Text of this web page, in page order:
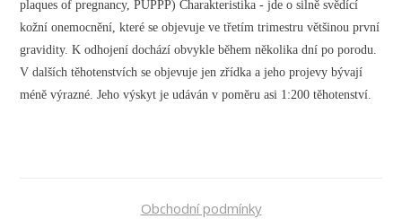
plaques of pregnancy, PUPPP) Charakteristika - jde o silně svědící
kožní onemocnění, které se objevuje ve třetím trimestru většinou první
gravidity. K odhojení dochází obvykle během několika dní po porodu.
V dalších těhotenstvích se objevuje jen zřídka a jeho projevy bývají
méně výrazné. Jeho výskyt je udáván v poměru asi 1:200 těhotenství.
Obchodní podmínky